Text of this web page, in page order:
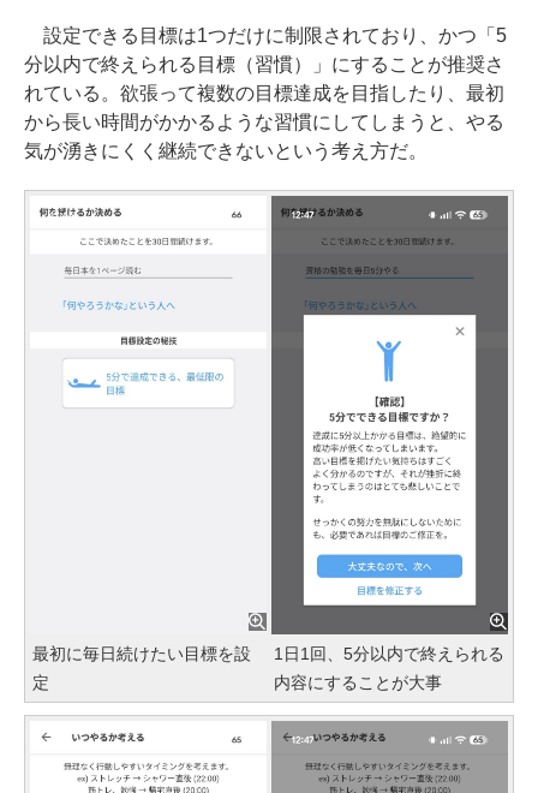
設定できる目標は1つだけに制限されており、かつ「5
分以内で終えられる目標（習慣）」にすることが推奨さ
れている。欲張って複数の目標達成を目指したり、最初
から長い時間がかかるような習慣にしてしまうと、やる
気が湧きにくく継続できないという考え方だ。
最初に毎日続けたい目標を設
定
1日1回、5分以内で終えられる
内容にすることが大事